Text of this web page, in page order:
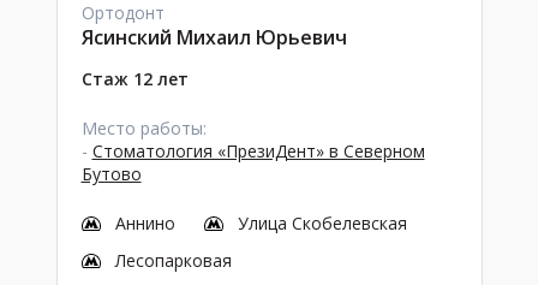
Ортодонт
Ясинский Михаил Юрьевич
Стаж 12 лет
Место работы:
- Стоматология «ПрезиДент» в Северном
Бутово
Аннино
Улица Скобелевская
Лесопарковая